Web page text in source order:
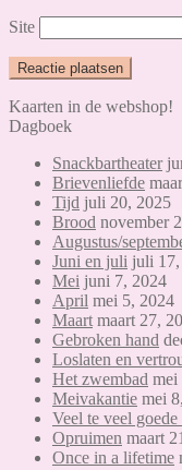
Site
Kaarten in de webshop!
Dagboek
Snackbartheater
Brievenliefde
Tijd juli 20, 2025
Brood november
Augustus/
Juni en juli juli
Mei juni 7, 2024
April mei 5, 2024
Maart maart 27,
Gebroken hand
Loslaten en
Het zwembad mei
Meivakantie mei
Veel te veel
Opruimen maart
Once in a lifetime